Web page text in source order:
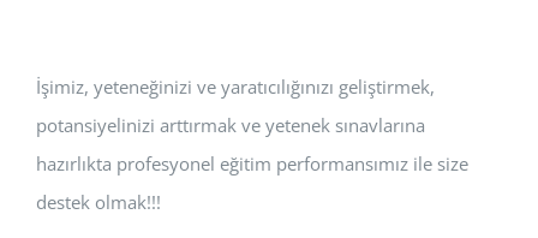
İşimiz, yeteneğinizi ve yaratıcılığınızı geliştirmek,
potansiyelinizi arttırmak ve yetenek sınavlarına
hazırlıkta profesyonel eğitim performansımız ile size
destek olmak!!!